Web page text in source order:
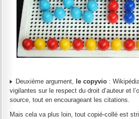
Deuxième argument, le copyvio :
vigilantes sur le respect du droit d’auteur et
source, tout en encourageant les citations.
Mais cela va plus loin, tout copié-collé est